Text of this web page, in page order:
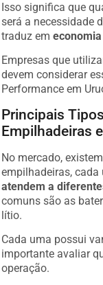
Isso significa que
será a necessidade
traduz em
Empresas que
devem considerar
Performance em
Principais
Empilhadeiras
No mercado,
empilhadeiras,
atendem a
comuns são as
lítio.
Cada uma possui
importante avaliar
operação.